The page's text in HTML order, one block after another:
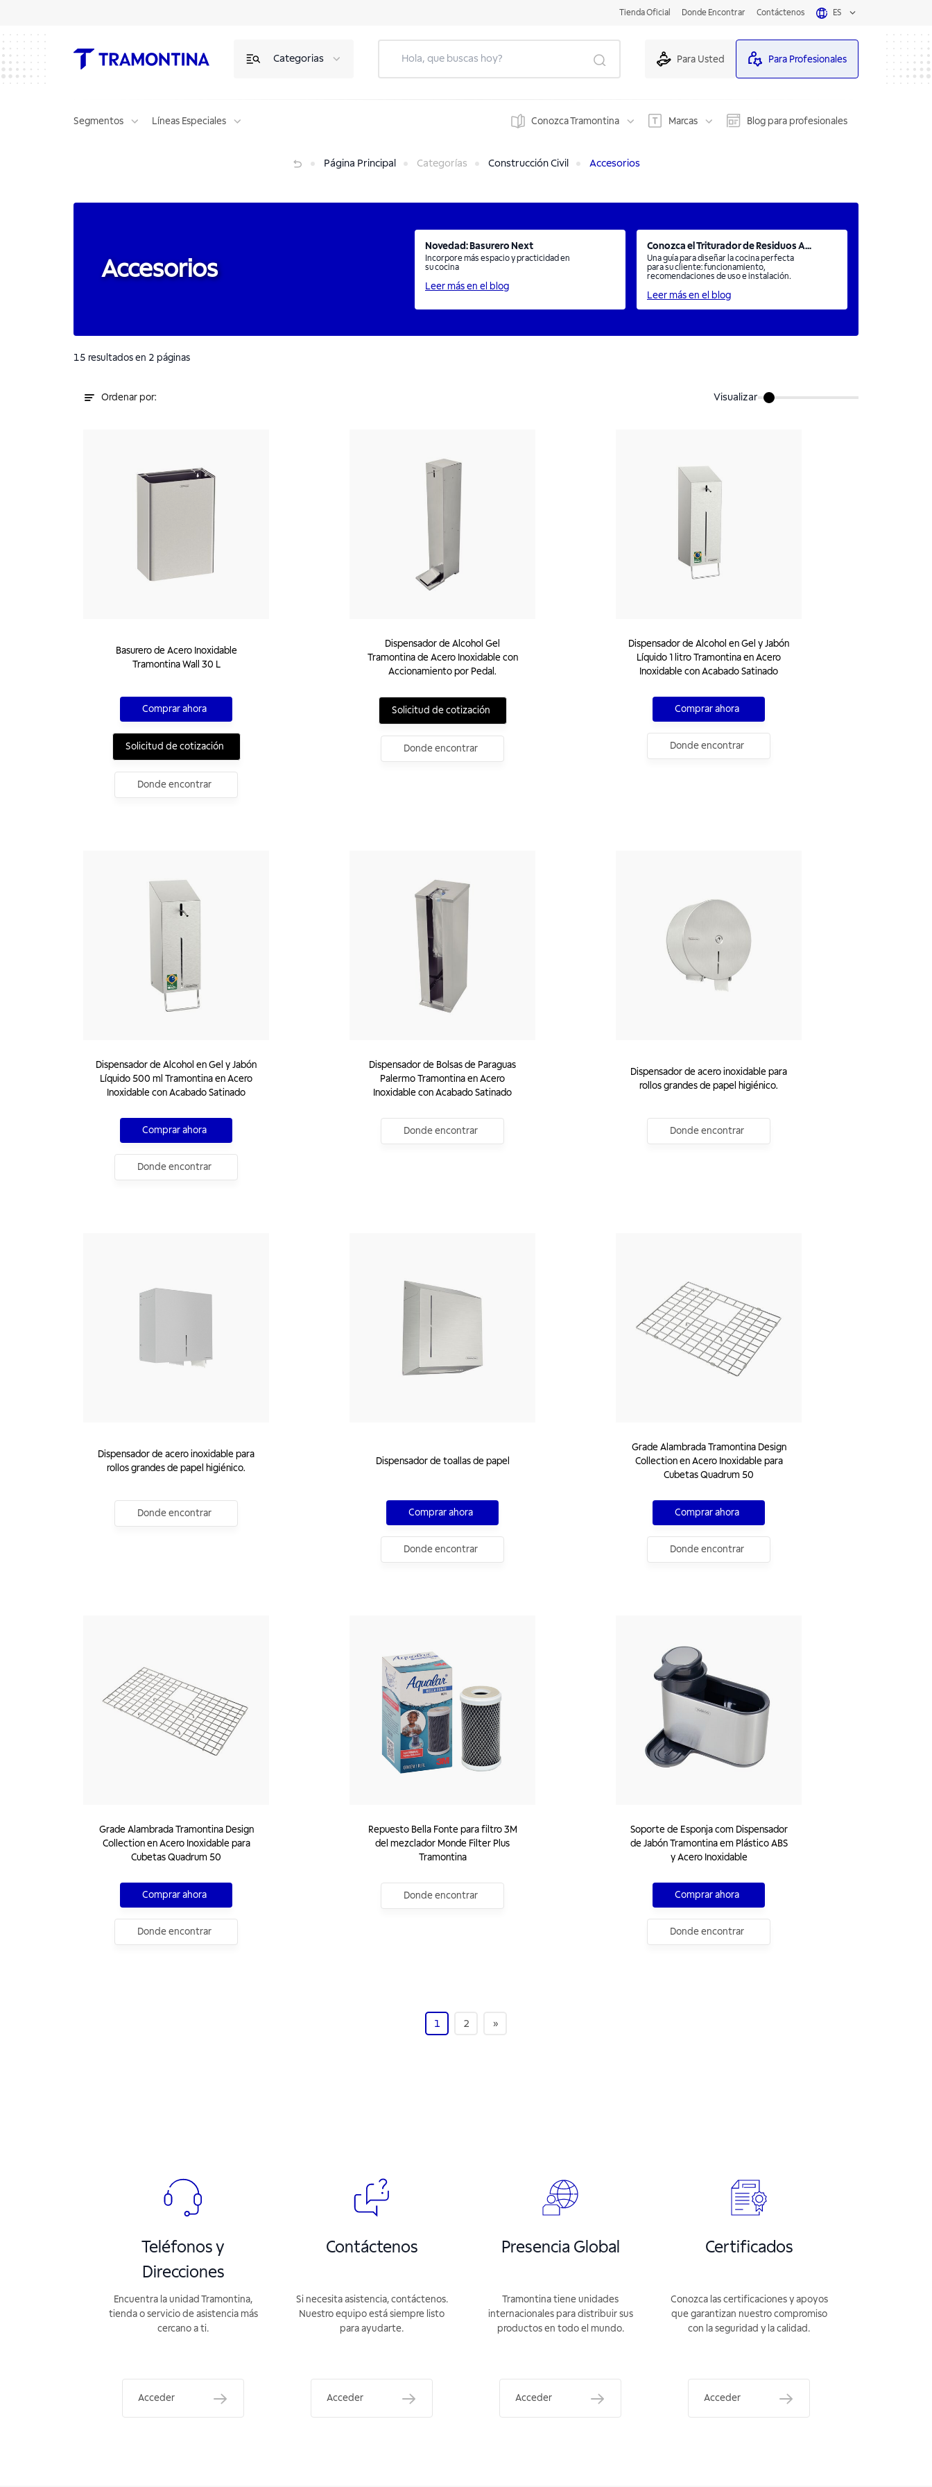
Tienda Oficial Donde Encontrar Contáctenos ES
Categorias Para Usted Para Profesionales
Segmentos Líneas Especiales Conozca Tramontina Marcas Blog para profesionales
Página Principal Categorías Construcción Civil Accesorios
Accesorios
Novedad: Basurero Next
Incorpore más espacio y practicidad en
su cocina
Leer más en el blog
Conozca el Triturador de Residuos A...
Una guía para diseñar la cocina perfecta
para su cliente: funcionamiento,
recomendaciones de uso e instalación.
Leer más en el blog
15 resultados en 2 páginas
Ordenar por: Visualizar
Basurero de Acero Inoxidable
Tramontina Wall 30 L
Comprar ahora
Solicitud de cotización
Donde encontrar
Dispensador de Alcohol Gel
Tramontina de Acero Inoxidable con
Accionamiento por Pedal.
Solicitud de cotización
Donde encontrar
Dispensador de Alcohol en Gel y Jabón
Líquido 1 litro Tramontina en Acero
Inoxidable con Acabado Satinado
Comprar ahora
Donde encontrar
Dispensador de Alcohol en Gel y Jabón
Líquido 500 ml Tramontina en Acero
Inoxidable con Acabado Satinado
Comprar ahora
Donde encontrar
Dispensador de Bolsas de Paraguas
Palermo Tramontina en Acero
Inoxidable con Acabado Satinado
Donde encontrar
Dispensador de acero inoxidable para
rollos grandes de papel higiénico.
Donde encontrar
Dispensador de acero inoxidable para
rollos grandes de papel higiénico.
Donde encontrar
Dispensador de toallas de papel
Comprar ahora
Donde encontrar
Grade Alambrada Tramontina Design
Collection en Acero Inoxidable para
Cubetas Quadrum 50
Comprar ahora
Donde encontrar
Grade Alambrada Tramontina Design
Collection en Acero Inoxidable para
Cubetas Quadrum 50
Comprar ahora
Donde encontrar
Repuesto Bella Fonte para filtro 3M
del mezclador Monde Filter Plus
Tramontina
Donde encontrar
Soporte de Esponja com Dispensador
de Jabón Tramontina em Plástico ABS
y Acero Inoxidable
Comprar ahora
Donde encontrar
1 2 »
Teléfonos y
Direcciones
Encuentra la unidad Tramontina,
tienda o servicio de asistencia más
cercano a ti.
Acceder
Contáctenos
Si necesita asistencia, contáctenos.
Nuestro equipo está siempre listo
para ayudarte.
Acceder
Presencia Global
Tramontina tiene unidades
internacionales para distribuir sus
productos en todo el mundo.
Acceder
Certificados
Conozca las certificaciones y apoyos
que garantizan nuestro compromiso
con la seguridad y la calidad.
Acceder